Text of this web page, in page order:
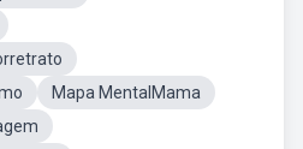
Mapa MentalMama